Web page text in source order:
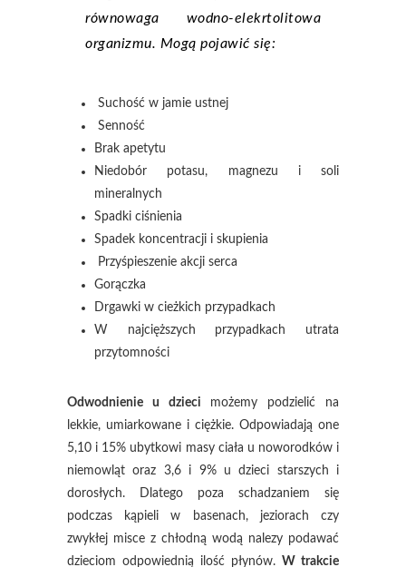
równowaga wodno-elekrtolitowa
organizmu. Mogą pojawić się:
Suchość w jamie ustnej
Senność
Brak apetytu
Niedobór potasu, magnezu i soli
mineralnych
Spadki ciśnienia
Spadek koncentracji i skupienia
Przyśpieszenie akcji serca
Gorączka
Drgawki w cieżkich przypadkach
W najcięższych przypadkach utrata
przytomności
Odwodnienie u dzieci możemy podzielić na
lekkie, umiarkowane i ciężkie. Odpowiadają one
5,10 i 15% ubytkowi masy ciała u noworodków i
niemowląt oraz 3,6 i 9% u dzieci starszych i
dorosłych. Dlatego poza schadzaniem się
podczas kąpieli w basenach, jeziorach czy
zwykłej misce z chłodną wodą nalezy podawać
dzieciom odpowiednią ilość płynów. W trakcie